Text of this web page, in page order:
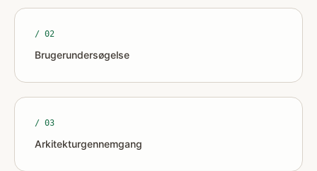
/ 02
Brugerundersøgelse
/ 03
Arkitekturgennemgang